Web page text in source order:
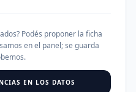
Podés proponer la ficha
en el panel; se guarda
EN LOS DATOS